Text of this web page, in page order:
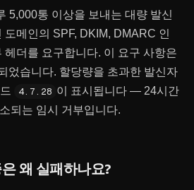
5,000통 이상을 보내는 대량 발신
메인의 SPF, DKIM, DMARC 인
헤더를 요구합니다. 이 요구 사항은
었습니다. 할당량을 초과한 발신자
4.7.28 이 표시됩니다 — 24시간
되는 임시 거부입니다.
왜 실패하나요?